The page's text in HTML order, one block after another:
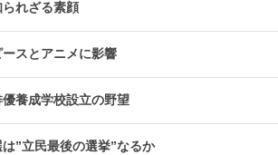
れざる素顔
スとアニメに影響
養成学校設立の野望
”立民最後の選挙”なるか